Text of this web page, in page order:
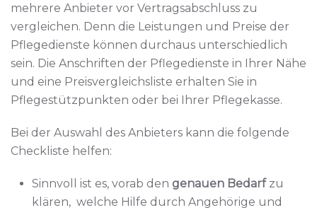
mehrere Anbieter vor Vertragsabschluss zu
vergleichen. Denn die Leistungen und Preise der
Pflegedienste können durchaus unterschiedlich
sein. Die Anschriften der Pflegedienste in Ihrer Nähe
und eine Preisvergleichsliste erhalten Sie in
Pflegestützpunkten oder bei Ihrer Pflegekasse.
Bei der Auswahl des Anbieters kann die folgende
Checkliste helfen:
Sinnvoll ist es, vorab den genauen Bedarfzu
klären, welche Hilfe durch Angehörige und